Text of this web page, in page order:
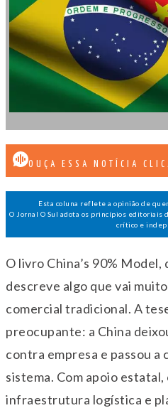
OUÇA ESSA NOTÍCIA
Esta coluna reflete a opinião de
O Jornal O Sul adota os princípios
crítico e
O livro China’s 90% Model,
descreve algo que vai
comercial tradicional. A
preocupante: a China
contra empresa e passou
sistema. Com apoio
infraestrutura logística e